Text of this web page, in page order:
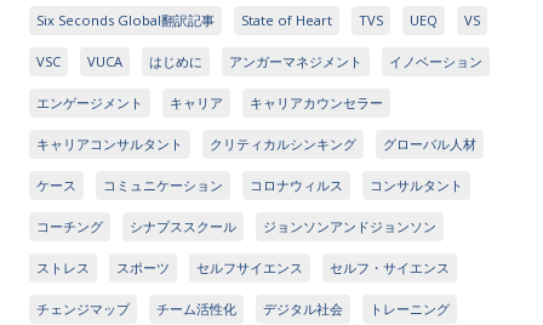
Six Seconds Global翻訳記事 State of Heart TVS UEQ VS
VSC VUCA はじめに アンガーマネジメント イノベーション
エンゲージメント キャリア キャリアカウンセラー
キャリアコンサルタント クリティカルシンキング グローバル人材
ケース コミュニケーション コロナウィルス コンサルタント
コーチング シナプススクール ジョンソンアンドジョンソン
ストレス スポーツ セルフサイエンス セルフ・サイエンス
チェンジマップ チーム活性化 デジタル社会 トレーニング